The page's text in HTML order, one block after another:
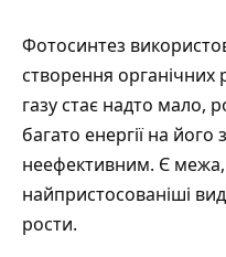
Фотосинтез
створення
газу стає надто мало,
багато енергії на
неефективним. Є межа,
найпристосованіші
рости.